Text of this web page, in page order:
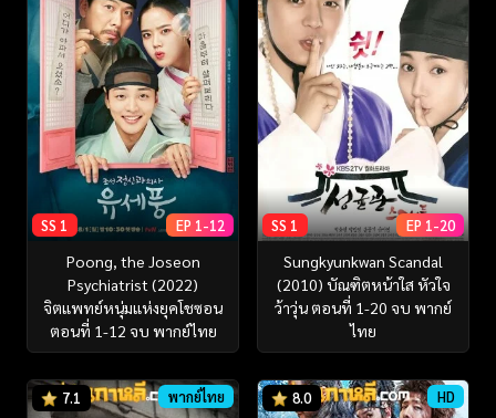
SS 1 EP 1-12
Poong, the Joseon
Psychiatrist (2022)
จิตแพทย์หนุ่มแห่งยุคโชซอน
ตอนที่ 1-12 จบ พากย์ไทย
SS 1 EP 1-20
Sungkyunkwan Scandal
(2010) บัณฑิตหน้าใส หัวใจ
ว้าวุ่น ตอนที่ 1-20 จบ พากย์
ไทย
7.1 พากย์ไทย 8.0 HD